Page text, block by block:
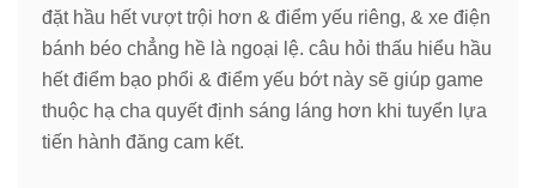
đặt hầu hết vượt trội hơn & điểm yếu riêng, & xe điện
bánh béo chẳng hề là ngoại lệ. câu hỏi thấu hiểu hầu
hết điểm bạo phổi & điểm yếu bớt này sẽ giúp game
thuộc hạ cha quyết định sáng láng hơn khi tuyển lựa
tiến hành đăng cam kết.